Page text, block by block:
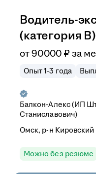
Водитель-
(категория B)
от90 000 ₽ за
Опыт 1-3 года
Балкон-Алекс (ИП
Станиславович)
Омск, р-н Кировский
Можно без резюме